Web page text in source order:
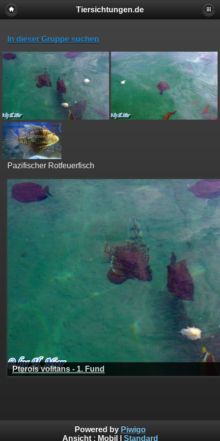
Tiersichtungen.de
In dieser Gruppe suchen
Pazifischer Rotfeuerfisch
Pterois volitans - 1. Fund
Powered by Piwigo
Ansicht : Mobil Standard